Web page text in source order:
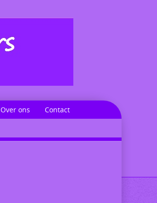
Over ons
Contact